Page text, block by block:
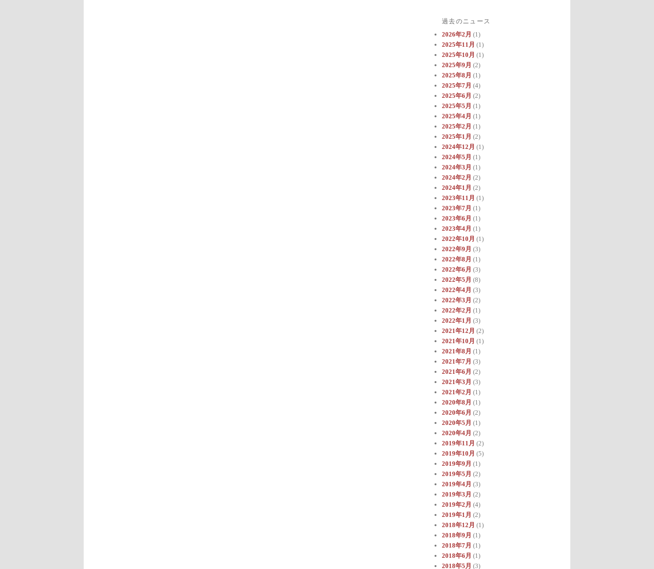
過去のニュース
2026年2月 (1)
2025年11月 (1)
2025年10月 (1)
2025年9月 (2)
2025年8月 (1)
2025年7月 (4)
2025年6月 (2)
2025年5月 (1)
2025年4月 (1)
2025年2月 (1)
2025年1月 (2)
2024年12月 (1)
2024年5月 (1)
2024年3月 (1)
2024年2月 (2)
2024年1月 (2)
2023年11月 (1)
2023年7月 (1)
2023年6月 (1)
2023年4月 (1)
2022年10月 (1)
2022年9月 (3)
2022年8月 (1)
2022年6月 (3)
2022年5月 (8)
2022年4月 (3)
2022年3月 (2)
2022年2月 (1)
2022年1月 (3)
2021年12月 (2)
2021年10月 (1)
2021年8月 (1)
2021年7月 (3)
2021年6月 (2)
2021年3月 (3)
2021年2月 (1)
2020年8月 (1)
2020年6月 (2)
2020年5月 (1)
2020年4月 (2)
2019年11月 (2)
2019年10月 (5)
2019年9月 (1)
2019年5月 (2)
2019年4月 (3)
2019年3月 (2)
2019年2月 (4)
2019年1月 (2)
2018年12月 (1)
2018年9月 (1)
2018年7月 (1)
2018年6月 (1)
2018年5月 (3)